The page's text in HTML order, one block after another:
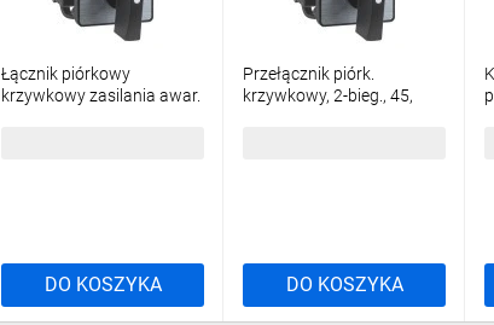
Łącznik piórkowy
krzywkowy zasilania awar.
DO KOSZYKA
Przełącznik piórk.
krzywkowy, 2-bieg., 45,
DO KOSZYKA